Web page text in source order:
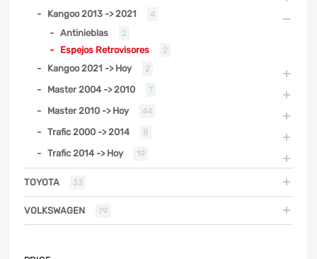
Kangoo 2013 -> 2021 4
Antinieblas 2
Espejos Retrovisores 2
Kangoo 2021 -> Hoy 2
Master 2004 -> 2010 7
Master 2010 -> Hoy 44
Trafic 2000 -> 2014 8
Trafic 2014 -> Hoy 19
TOYOTA 33
VOLKSWAGEN 79